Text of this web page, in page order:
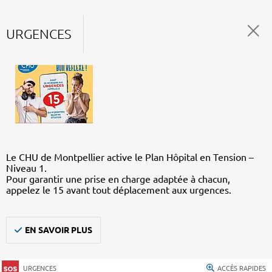
URGENCES
Le CHU de Montpellier active le Plan Hôpital en Tension –
Niveau 1.
Pour garantir une prise en charge adaptée à chacun,
appelez le 15 avant tout déplacement aux urgences.
EN SAVOIR PLUS
URGENCES ACCÈS RAPIDES